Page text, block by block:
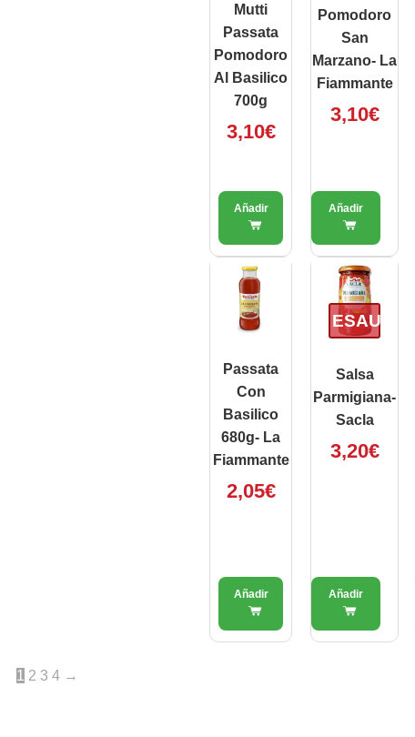
Mutti
Passata
Pomodoro
Al Basilico
700g
3,10€
Pomodoro
San
Marzano- La
Fiammante
3,10€
Passata
Con
Basilico
680g- La
Fiammante
2,05€
ESAURITO
Salsa
Parmigiana-
Sacla
3,20€
1 2 3 4 →